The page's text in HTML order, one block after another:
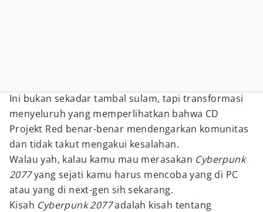
Ini bukan sekadar tambal sulam, tapi transformasi
menyeluruh yang memperlihatkan bahwa CD
Projekt Red benar-benar mendengarkan komunitas
dan tidak takut mengakui kesalahan.
Walau yah, kalau kamu mau merasakan Cyberpunk
2077yang sejati kamu harus mencoba yang di PC
atau yang di next-gen sih sekarang.
Kisah Cyberpunk 2077adalah kisah tentang